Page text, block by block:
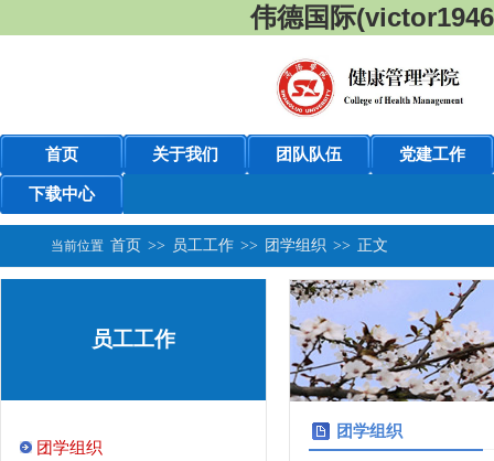
伟德国际
首页 关于我们 团队队伍 党建工作
下载中心
当前位置 首页 >> 员工工作 >> 团学组织 >> 正文
员工工作
团学组织
团学组织